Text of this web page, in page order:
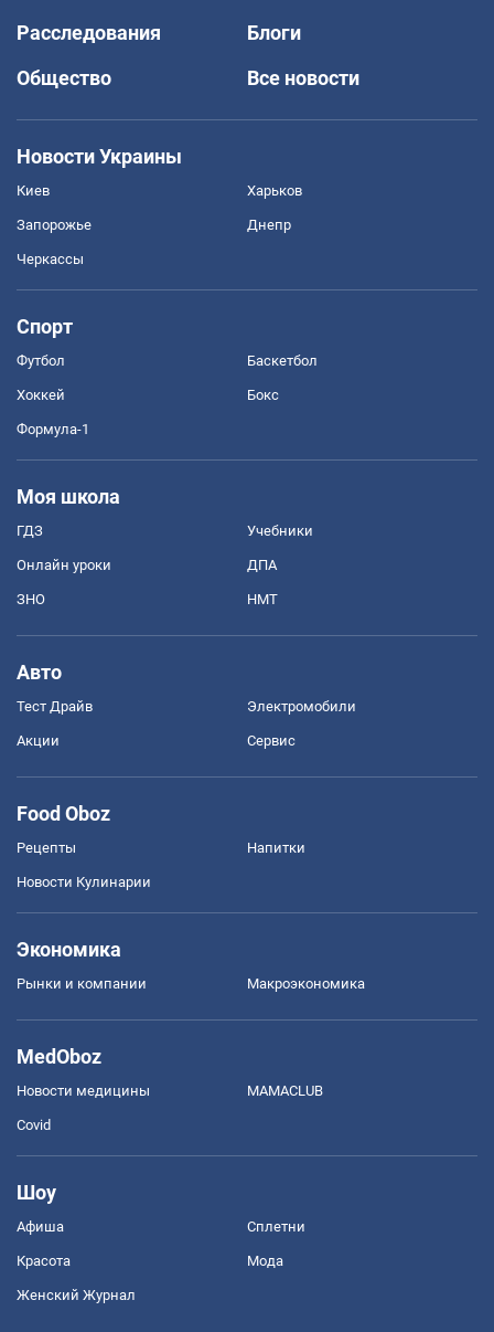
Расследования
Блоги
Общество
Все новости
Новости Украины
Киев Харьков
Запорожье Днепр
Черкассы
Спорт
Футбол Баскетбол
Хоккей Бокс
Формула-1
Моя школа
ГДЗ Учебники
Онлайн уроки ДПА
ЗНО НМТ
Авто
Тест Драйв Электромобили
Акции Сервис
Food Oboz
Рецепты Напитки
Новости Кулинарии
Экономика
Рынки и компании Mакроэкономика
MedOboz
Новости медицины MAMACLUB
Covid
Шоу
Афиша Сплетни
Красота Мода
Женский Журнал